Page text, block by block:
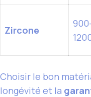
Zircone
Choisir le bon
longévité et la